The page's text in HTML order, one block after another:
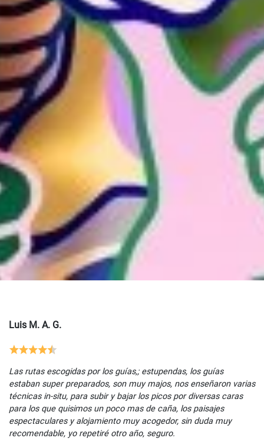
Luis M. A. G.
Las rutas escogidas por los guías,; estupendas, los guías
estaban super preparados, son muy majos, nos enseñaron varias
técnicas in-situ, para subir y bajar los picos por diversas caras
para los que quisimos un poco mas de caña, los paisajes
espectaculares y alojamiento muy acogedor, sin duda muy
recomendable, yo repetiré otro año, seguro.